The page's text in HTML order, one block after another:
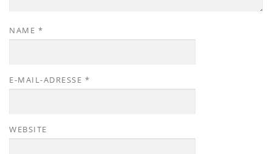
NAME *
E-MAIL-ADRESSE *
WEBSITE